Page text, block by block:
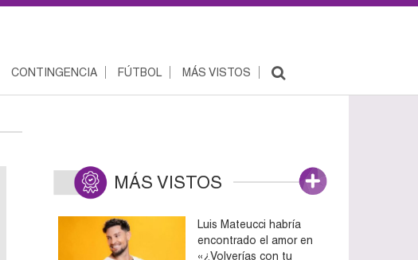
CONTINGENCIA FÚTBOL MÁS VISTOS
MÁS VISTOS
Luis Mateucci habría
encontrado el amor en
«¿Volverías con tu